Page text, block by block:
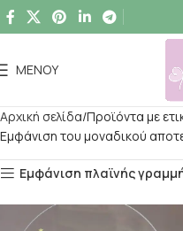
ΜΕΝΟΎ
Αρχική σελίδα Προϊόντα με
Εμφάνιση του μοναδικού
Εμφάνιση πλαϊνής